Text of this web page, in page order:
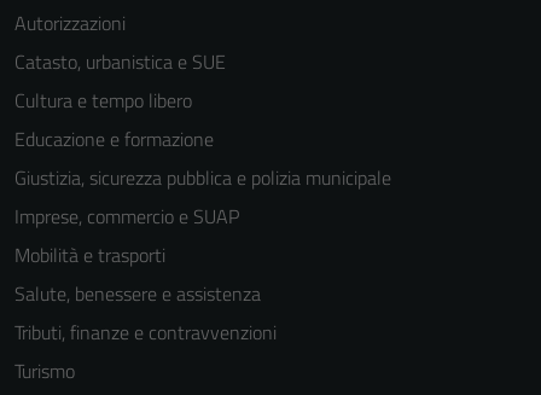
Autorizzazioni
Catasto, urbanistica e SUE
Cultura e tempo libero
Educazione e formazione
Giustizia, sicurezza pubblica e polizia municipale
Imprese, commercio e SUAP
Mobilità e trasporti
Salute, benessere e assistenza
Tributi, finanze e contravvenzioni
Turismo